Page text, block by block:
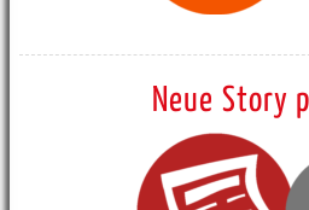
Neue Story